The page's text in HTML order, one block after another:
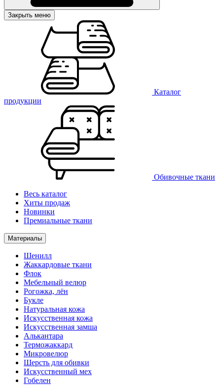
Закрыть меню
Каталог
продукции
Обивочные ткани
Весь каталог
Хиты продаж
Новинки
Премиальные ткани
Материалы
Шенилл
Жаккардовые ткани
Флок
Мебельный велюр
Рогожка, лён
Букле
Натуральная кожа
Искусственная кожа
Искусственная замша
Алькантара
Терможаккард
Микровелюр
Шерсть для обивки
Искусственный мех
Гобелен